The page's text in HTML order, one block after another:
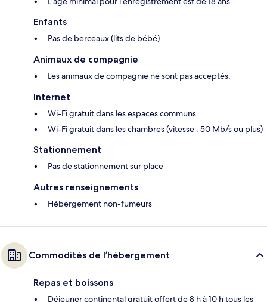
Enfants
Pas de berceaux (lits de bébé)
Animaux de compagnie
Les animaux de compagnie ne sont pas acceptés.
Internet
Wi-Fi gratuit dans les espaces communs
Wi-Fi gratuit dans les chambres (vitesse : 50 Mb/s ou plus)
Stationnement
Pas de stationnement sur place
Autres renseignements
Hébergement non-fumeurs
Commodités de l’hébergement
Repas et boissons
Déjeuner continental gratuit offert de 8 h à 10 h tous les